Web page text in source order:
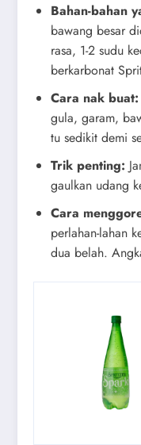
Bahan-bahan
bawang besar
rasa, 1-2 sudu
berkarbonat
Cara nak buat:
gula, garam,
tu sedikit demi
Trik penting:
gaulkan udang
Cara
perlahan-lahan
dua belah.